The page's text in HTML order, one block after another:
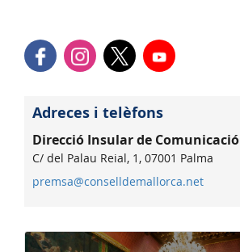
Adreces i telèfons
Direcció Insular de Comunicació
C/ del Palau Reial, 1, 07001 Palma
premsa@conselldemallorca.net